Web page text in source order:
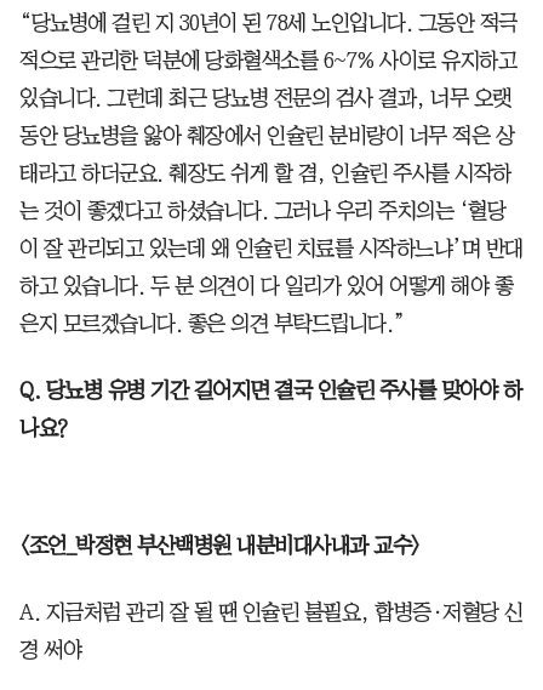
“당뇨병에 걸린 지 30년이 된 78세 노인입니다. 그동안 적극
적으로 관리한 덕분에 당화혈색소를 6~7% 사이로 유지하고
있습니다. 그런데 최근 당뇨병 전문의 검사 결과, 너무 오랫
동안 당뇨병을 앓아 췌장에서 인슐린 분비량이 너무 적은 상
태라고 하더군요. 췌장도 쉬게 할 겸, 인슐린 주사를 시작하
는 것이 좋겠다고 하셨습니다. 그러나 우리 주치의는 ‘혈당
이 잘 관리되고 있는데 왜 인슐린 치료를 시작하느냐’며 반대
하고 있습니다. 두 분 의견이 다 일리가 있어 어떻게 해야 좋
은지 모르겠습니다. 좋은 의견 부탁드립니다.”
Q. 당뇨병 유병 기간 길어지면 결국 인슐린 주사를 맞아야 하
나요?
<조언_박정현 부산백병원 내분비대사내과 교수>
A. 지금처럼 관리 잘 될 땐 인슐린 불필요, 합병증·저혈당 신
경 써야